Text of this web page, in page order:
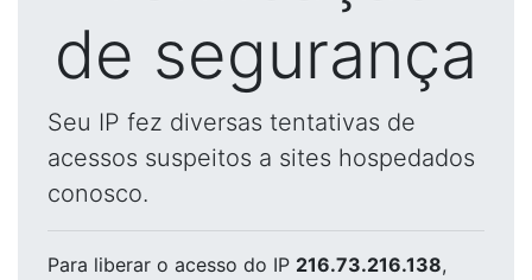
de segurança
Seu IP fez diversas tentativas de
acessos suspeitos a sites hospedados
conosco.
Para liberar o acesso do IP 216.73.216.138,